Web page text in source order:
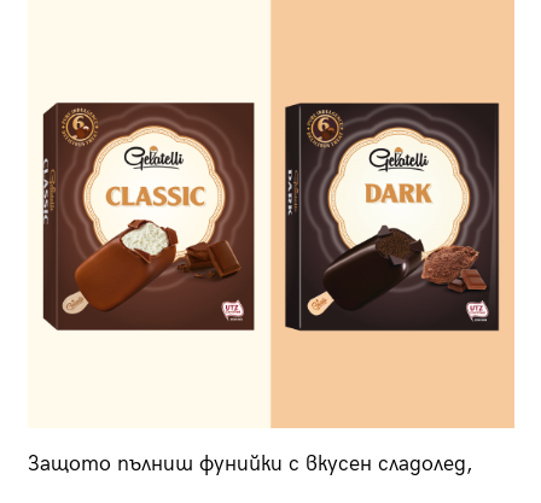
Защото пълниш фунийки с вкусен сладолед,